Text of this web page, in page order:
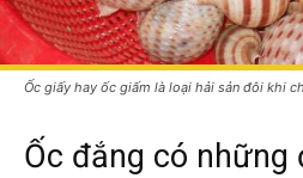
Ốc giấy hay ốc giấm là loại hải sản đôi khi
Ốc đắng có những